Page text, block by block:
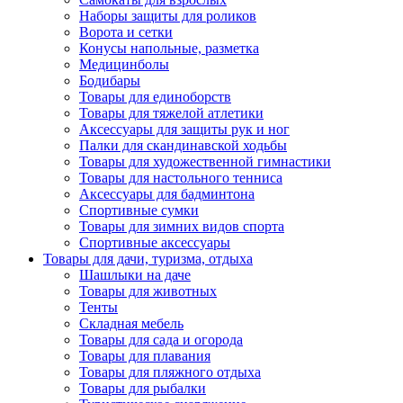
Наборы защиты для роликов
Ворота и сетки
Конусы напольные, разметка
Медицинболы
Бодибары
Товары для единоборств
Товары для тяжелой атлетики
Аксессуары для защиты рук и ног
Палки для скандинавской ходьбы
Товары для художественной гимнастики
Товары для настольного тенниса
Аксессуары для бадминтона
Спортивные сумки
Товары для зимних видов спорта
Спортивные аксессуары
Товары для дачи, туризма, отдыха
Шашлыки на даче
Товары для животных
Тенты
Складная мебель
Товары для сада и огорода
Товары для плавания
Товары для пляжного отдыха
Товары для рыбалки